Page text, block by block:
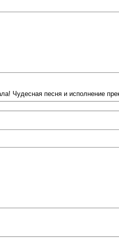
Чудесная песня и исполнение